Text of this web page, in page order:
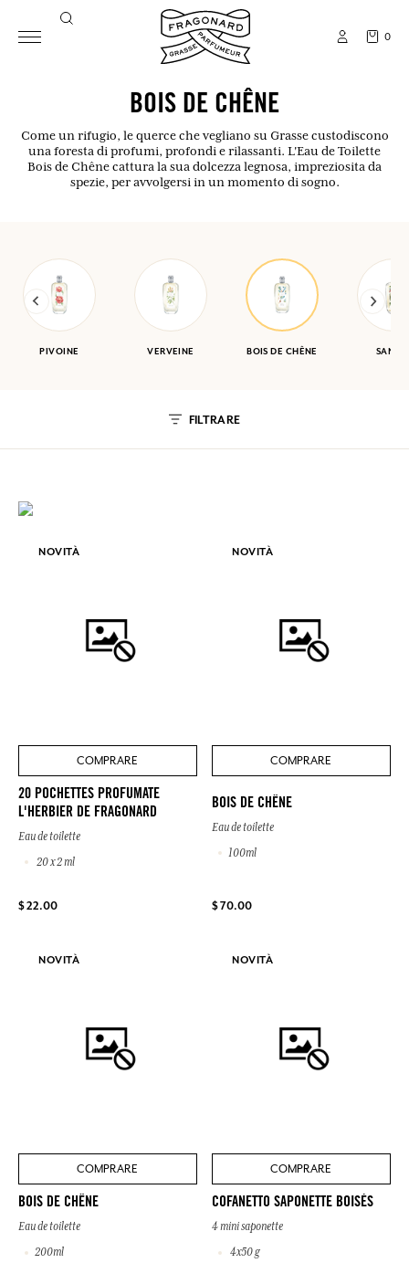
0
BOIS DE CHÊNE
Come un rifugio, le querce che vegliano su Grasse custodiscono
una foresta di profumi, profondi e rilassanti. L'Eau de Toilette
Bois de Chêne cattura la sua dolcezza legnosa, impreziosita da
spezie, per avvolgersi in un momento di sogno.
PIVOINE VERVEINE BOIS DE CHÊNE
FILTRARE
NOVITÀ
COMPRARE
20 POCHETTES PROFUMATE
L'HERBIER DE FRAGONARD
Eau de toilette
20 x 2 ml
$ 22.00
NOVITÀ
COMPRARE
BOIS DE CHÊNE
Eau de toilette
100ml
$ 70.00
NOVITÀ
COMPRARE
BOIS DE CHÊNE
Eau de toilette
200ml
NOVITÀ
COMPRARE
COFANETTO SAPONETTE BOISÉS
4 mini saponette
4x50 g